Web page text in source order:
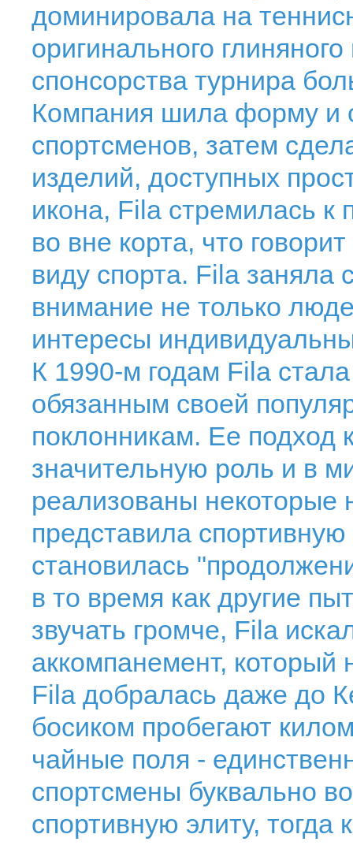
доминировала на
оригинального
спонсорства турнира
Компания шила форму и
спортсменов, затем
изделий, доступных
икона, Fila стремилась к
во вне корта, что
виду спорта. Fila
внимание не только
интересы
К 1990-м годам Fila
обязанным своей
поклонникам. Ее подход
значительную роль и в
реализованы некоторые
представила спортивную
становилась
в то время как другие
звучать громче, Fila
аккомпанемент,
Fila добралась даже до
босиком пробегают
чайные поля -
спортсмены буквально
спортивную элиту, тогда